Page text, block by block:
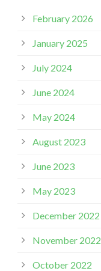
February 2026
January 2025
July 2024
June 2024
May 2024
August 2023
June 2023
May 2023
December 2022
November 2022
October 2022